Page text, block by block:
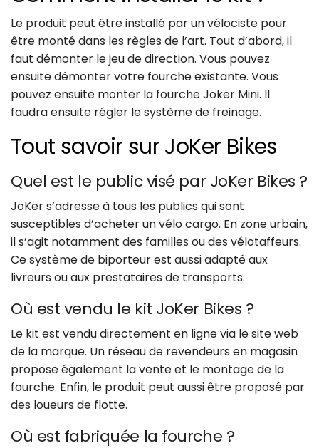
Le produit peut être installé par un vélociste pour
être monté dans les règles de l’art. Tout d’abord, il
faut démonter le jeu de direction. Vous pouvez
ensuite démonter votre fourche existante. Vous
pouvez ensuite monter la fourche Joker Mini. Il
faudra ensuite régler le système de freinage.
Tout savoir sur JoKer Bikes
Quel est le public visé par JoKer Bikes ?
JoKer s’adresse à tous les publics qui sont
susceptibles d’acheter un vélo cargo. En zone urbain,
il s’agit notamment des familles ou des vélotaffeurs.
Ce système de biporteur est aussi adapté aux
livreurs ou aux prestataires de transports.
Où est vendu le kit JoKer Bikes ?
Le kit est vendu directement en ligne via le site web
de la marque. Un réseau de revendeurs en magasin
propose également la vente et le montage de la
fourche. Enfin, le produit peut aussi être proposé par
des loueurs de flotte.
Où est fabriquée la fourche ?